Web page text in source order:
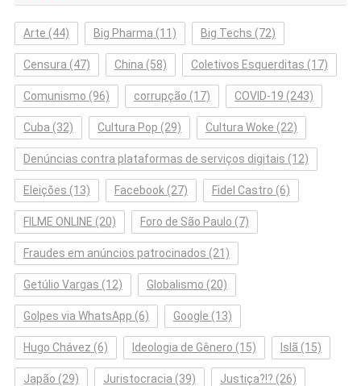
Arte (44) Big Pharma (11) Big Techs (72)
Censura (47) China (58) Coletivos Esquerditas (17)
Comunismo (96) corrupção (17) COVID-19 (243)
Cuba (32) Cultura Pop (29) Cultura Woke (22)
Denúncias contra plataformas de serviços digitais (12)
Eleições (13) Facebook (27) Fidel Castro (6)
FILME ONLINE (20) Foro de São Paulo (7)
Fraudes em anúncios patrocinados (21)
Getúlio Vargas (12) Globalismo (20)
Golpes via WhatsApp (6) Google (13)
Hugo Chávez (6) Ideologia de Gênero (15) Islã (15)
Japão (29) Juristocracia (39) Justiça?!? (26)